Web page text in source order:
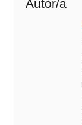
Autor/a